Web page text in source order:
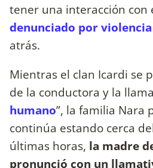
tener una interacción con
denunciado por
atrás.
Mientras el clan Icardi se
de la conductora y la
humano”, la familia Nara
continúa estando cerca
últimas horas, la madre
pronunció con un